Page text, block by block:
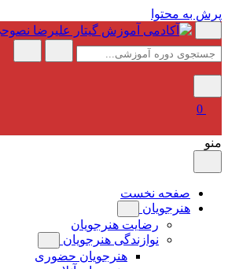
پرش به محتوا
0
منو
صفحه نخست
هنرجویان
رضایت هنرجویان
نوازندگی هنرجویان
هنرجویان حضوری